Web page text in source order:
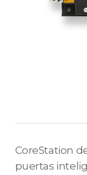
CoreStation
puertas